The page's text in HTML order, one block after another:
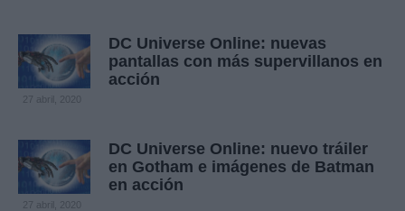
DC Universe Online: nuevas
pantallas con más supervillanos en
acción
27 abril, 2020
DC Universe Online: nuevo tráiler
en Gotham e imágenes de Batman
en acción
27 abril, 2020